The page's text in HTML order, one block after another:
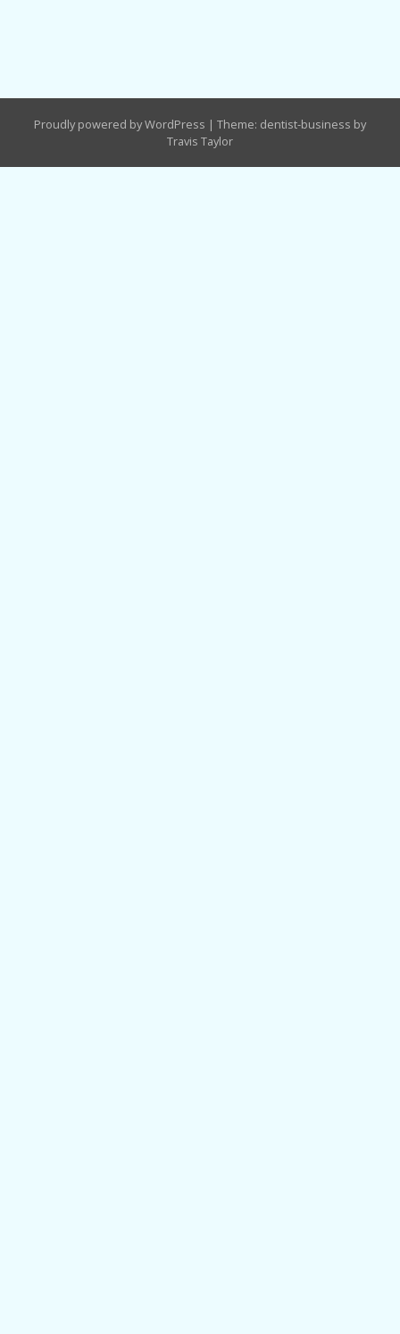
Proudly powered by WordPress | Theme: dentist-business by
Travis Taylor